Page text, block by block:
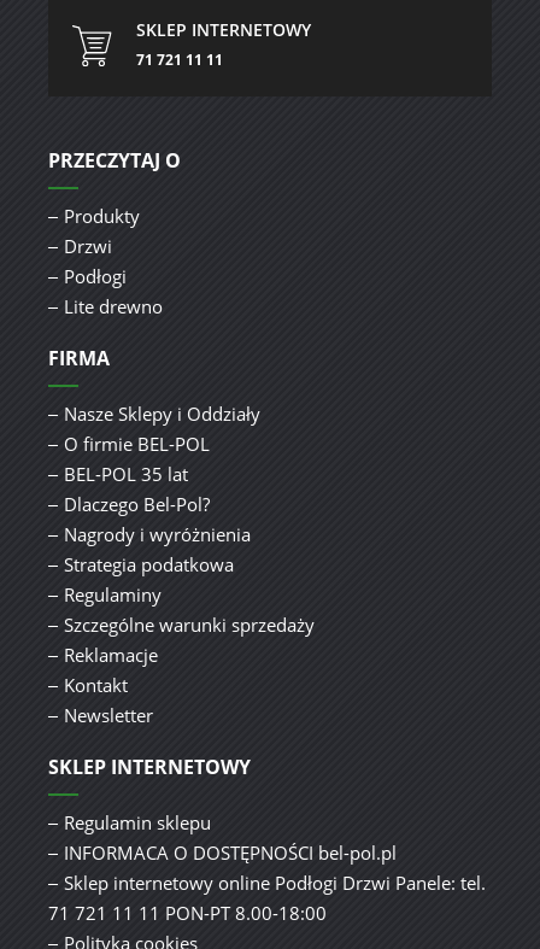
SKLEP INTERNETOWY
71 721 11 11
PRZECZYTAJ O
Produkty
Drzwi
Podłogi
Lite drewno
FIRMA
Nasze Sklepy i Oddziały
O firmie BEL-POL
BEL-POL 35 lat
Dlaczego Bel-Pol?
Nagrody i wyróżnienia
Strategia podatkowa
Regulaminy
Szczególne warunki sprzedaży
Reklamacje
Kontakt
Newsletter
SKLEP INTERNETOWY
Regulamin sklepu
INFORMACA O DOSTĘPNOŚCI bel-pol.pl
Sklep internetowy online Podłogi Drzwi Panele: tel.
71 721 11 11 PON-PT 8.00-18:00
Polityka cookies